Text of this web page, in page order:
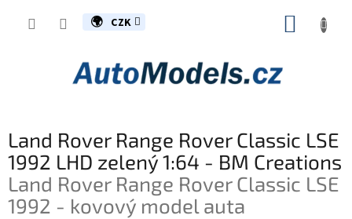
CZK
Land Rover Range Rover Classic LSE
1992 LHD zelený 1:64 - BM Creations
Land Rover Range Rover Classic LSE
1992 - kovový model auta